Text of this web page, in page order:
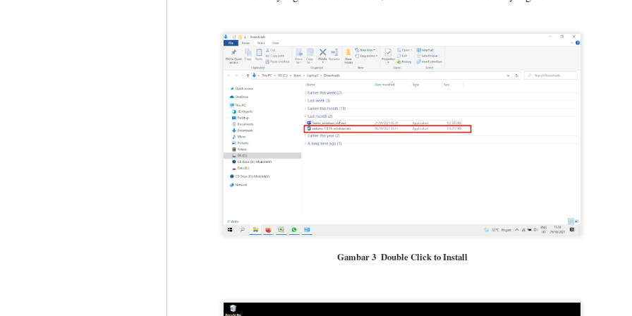
Gambar 3 Double Click to Install
Apakah anda menggunakan Microsoft Office dalam pekerjaan sehari-
hari anda? Jika iya, lanjut ke pertanyaan selanjutnya. Apakah Microsoft
Office anda asli atau bajakan? Jika Microsoft Office anda masih
bajakan, inilah saatnya anda harus membeli lisensi asli atau
menggunakan Office lain yang free-licensed.
Saya sendiri merupakan pengguna Microsoft Office. Namun microsoft
office saya tergolong jadul. Microsoft Office 2007.
Hari Sabtu kemarin saya ke Samsat Cilacap untuk mengurus mutasi
kendaraan saya. Biar platnya plat AG. Bukan plat R lagi. Melakukan
agak kurang informasi, kami langsung menuju ke Samsat Cilacap untuk